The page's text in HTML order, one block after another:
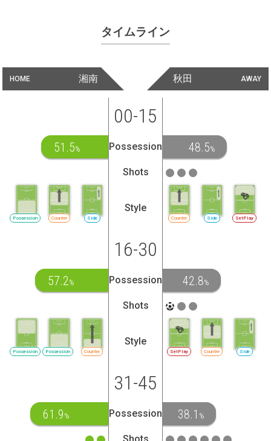
タイムライン
HOME 湘南 AWAY
秋田
00-15
51.5% Possession 48.5%
Shots
Side
Counter
Possession
Style
Counter Side SetPlay
16-30
57.2% Possession 42.8%
Shots
Counter
Possession
Possession
Style
SetPlay Counter Side
31-45
61.9 % Possession 38.1 %